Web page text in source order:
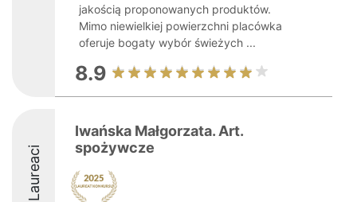
jakością proponowanych produktów.
Mimo niewielkiej powierzchni placówka
oferuje bogaty wybór świeżych ...
8.9
Laureaci
Iwańska Małgorzata. Art.
spożywcze